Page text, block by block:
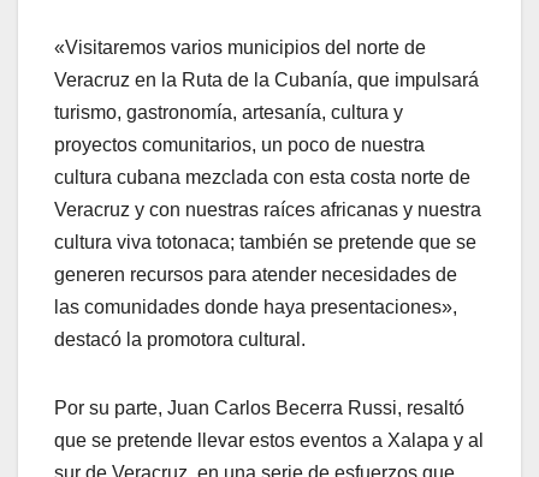
«Visitaremos varios municipios del norte de
Veracruz en la Ruta de la Cubanía, que impulsará
turismo, gastronomía, artesanía, cultura y
proyectos comunitarios, un poco de nuestra
cultura cubana mezclada con esta costa norte de
Veracruz y con nuestras raíces africanas y nuestra
cultura viva totonaca; también se pretende que se
generen recursos para atender necesidades de
las comunidades donde haya presentaciones»,
destacó la promotora cultural.
Por su parte, Juan Carlos Becerra Russi, resaltó
que se pretende llevar estos eventos a Xalapa y al